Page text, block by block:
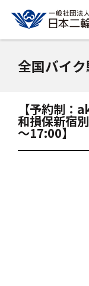
全国バイ
【予約制：
和損保新宿
～17:00】